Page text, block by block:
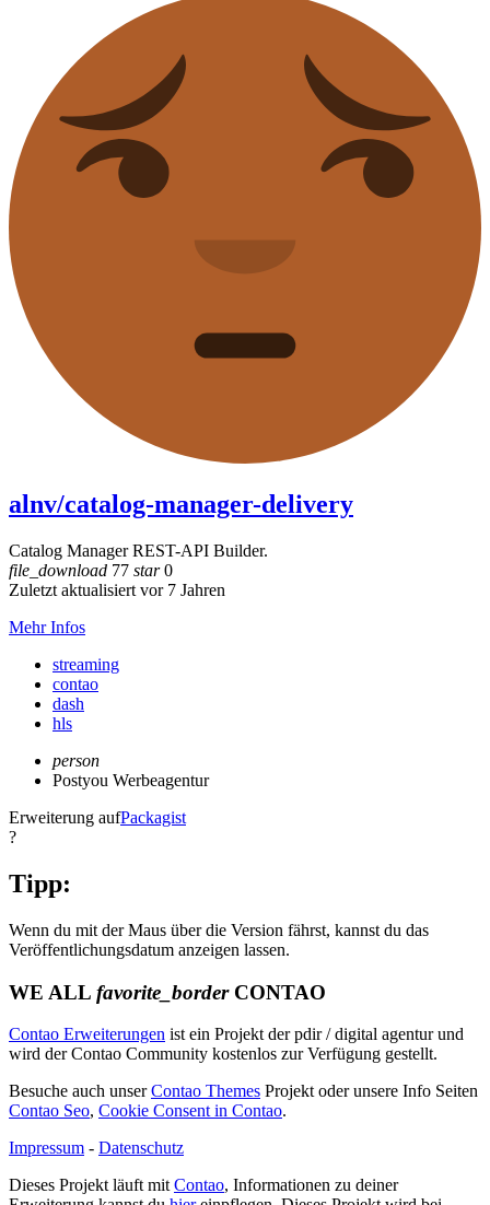
alnv/catalog-manager-delivery
Catalog Manager REST-API Builder.
file_download 77 star0
Zuletzt aktualisiert vor 7 Jahren
Mehr Infos
streaming
contao
dash
hls
person
Postyou Werbeagentur
Erweiterung aufPackagist
?
Tipp:
Wenn du mit der Maus über die Version fährst, kannst du das
Veröffentlichungsdatum anzeigen lassen.
WE ALL favorite_borderCONTAO
Contao Erweiterungen ist ein Projekt der pdir / digital agentur und
wird der Contao Community kostenlos zur Verfügung gestellt.
Besuche auch unserContao Themes Projekt oder unsere Info Seiten
Contao Seo, Cookie Consent in Contao.
Impressum - Datenschutz
Dieses Projekt läuft mitContao, Informationen zu deiner